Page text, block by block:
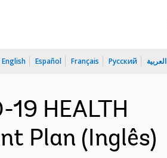
English Español Français Русский العربية
19 HEALTH
Plan (Inglês)